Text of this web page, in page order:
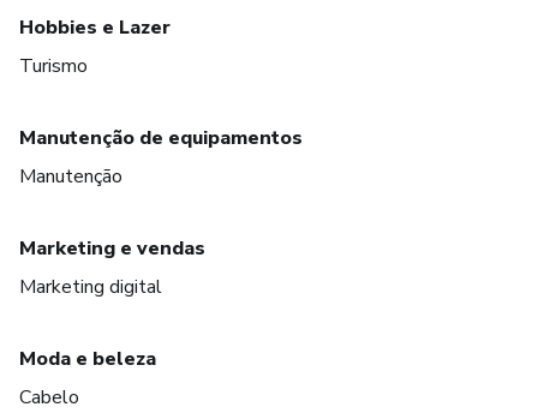
Hobbies e Lazer
Turismo
Manutenção de equipamentos
Manutenção
Marketing e vendas
Marketing digital
Moda e beleza
Cabelo